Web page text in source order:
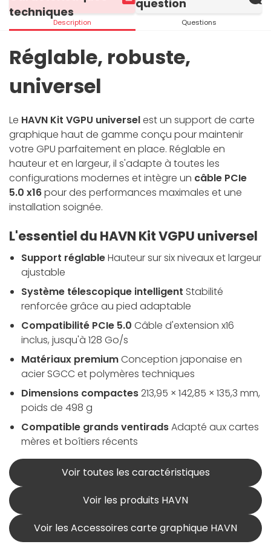
techniques
Description
question
Questions
Réglable, robuste,
universel
Le HAVN Kit VGPU universelest un support de carte
graphique haut de gamme conçu pour maintenir
votre GPU parfaitement en place. Réglable en
hauteur et en largeur, il s'adapte à toutes les
configurations modernes et intègre un câble PCIe
5.0 x16pour des performances maximales et une
installation soignée.
L'essentiel du HAVN Kit VGPU universel
Support réglableHauteur sur six niveaux et largeur
ajustable
Système télescopique intelligent Stabilité
renforcée grâce au pied adaptable
Compatibilité PCIe 5.0 Câble d'extension x16
inclus, jusqu'à 128 Go/s
Matériaux premiumConception japonaise en
acier SGCC et polymères techniques
Dimensions compactes213,95 × 142,85 × 135,3 mm,
poids de 498 g
Compatible grands ventiradsAdapté aux cartes
mères et boîtiers récents
Voir toutes les caractéristiques
Voir les produits HAVN
Voir les Accessoires carte graphique HAVN